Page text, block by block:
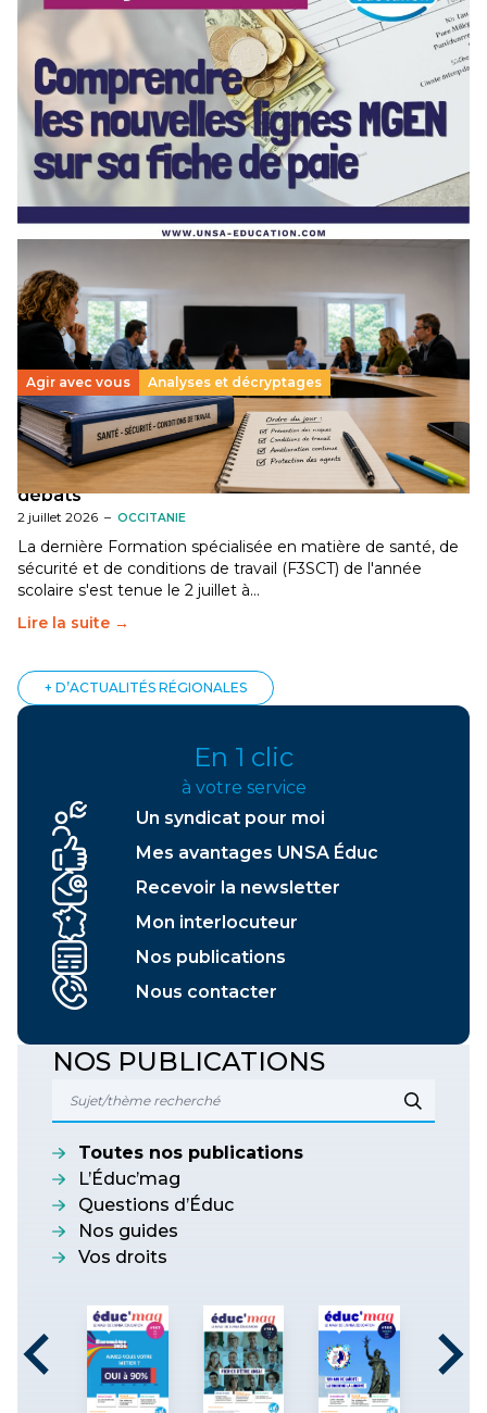
[POITIERS] PSC Santé : ces nouvelles lignes MGEN
sur votre fiche de paie — on vous explique tout en
webinaire !
3 juillet 2026 –NOUVELLE-AQUITAINE
Depuis mai 2026, de nouvelles lignes sont apparues sur vos
bulletins de paie : MGEN part forfaitaire, part solidaire,
action sociale, aide aux retraités… Difficile…
Agir avec vous Analyses et décryptages
[Gard] F3SCT : narcotrafic, fortes chaleurs et
dégradation des conditions de travail au cœur des
débats
2 juillet 2026 – OCCITANIE
La dernière Formation spécialisée en matière de santé, de
sécurité et de conditions de travail (F3SCT) de l'année
scolaire s'est tenue le 2 juillet à…
Lire la suite →
+ D’ACTUALITÉS RÉGIONALES
En 1 clic
à votre service
Un syndicat pour moi
Mes avantages UNSA Éduc
Recevoir la newsletter
Mon interlocuteur
Nos publications
Nous contacter
NOS PUBLICATIONS
Toutes nos publications
L’Éduc’mag
Questions d’Éduc
Nos guides
Vos droits